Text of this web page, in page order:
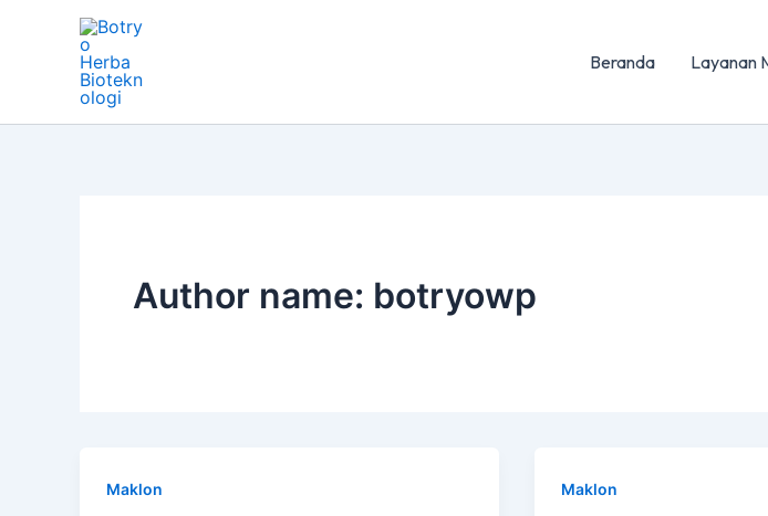
Beranda Layanan
Author name: botryowp
Maklon Maklon
Post
pagination